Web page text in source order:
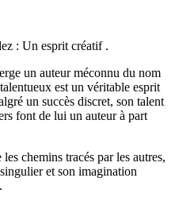
: Un ‌esprit ⁤créatif⁣ .
⁤un ⁤auteur méconnu​ du nom
est un véritable esprit
un succès discret, son talent
⁤font de lui un auteur à part
chemins tracés par les autres,
et son imagination